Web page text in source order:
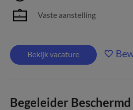
Vaste aanstelling
Bekijk vacature
Begeleider